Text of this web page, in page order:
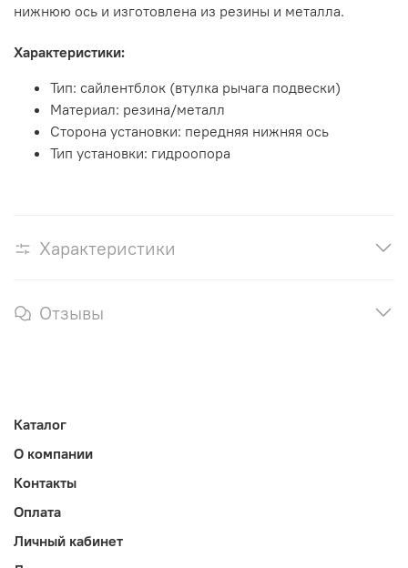
нижнюю ось и изготовлена из резины и металла.
Характеристики:
Тип: сайлентблок (втулка рычага подвески)
Материал: резина/металл
Сторона установки: передняя нижняя ось
Тип установки: гидроопора
Характеристики
Отзывы
Каталог
О компании
Контакты
Оплата
Личный кабинет